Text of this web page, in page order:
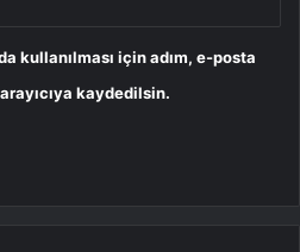
kullanılması için adım, e-posta
kaydedilsin.